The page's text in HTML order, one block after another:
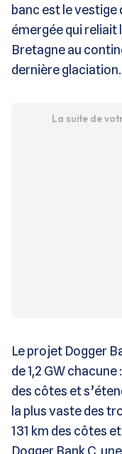
banc est le vestige
émergée qui reliait
Bretagne au
dernière glaciation.
La suite de
Le projet Dogger
de 1,2 GW chacune
des côtes et
la plus vaste des
131 km des côtes
Dogger Bank C,